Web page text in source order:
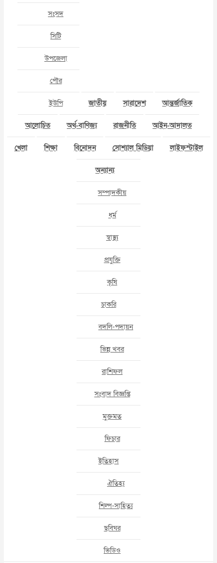
সংসদ
সিটি
উপজেলা
পৌর
ইউপি জাতীয় সারাদেশ আন্তর্জাতিক
আলোচিত অর্থ-বাণিজ্য রাজনীতি আইন-আদালত
খেলা শিক্ষা বিনোদন সোশ্যাল মিডিয়া লাইফস্টাইল
অন্যান্য
সম্পাদকীয়
ধর্ম
স্বাস্থ্য
প্রযুক্তি
কৃষি
চাকরি
বদলি-পদায়ন
ভিন্ন খবর
রাশিফল
সংবাদ বিজ্ঞপ্তি
মুক্তমত
ফিচার
ইতিহাস
ঐতিহ্য
শিল্প-সাহিত্য
ছবিঘর
ভিডিও